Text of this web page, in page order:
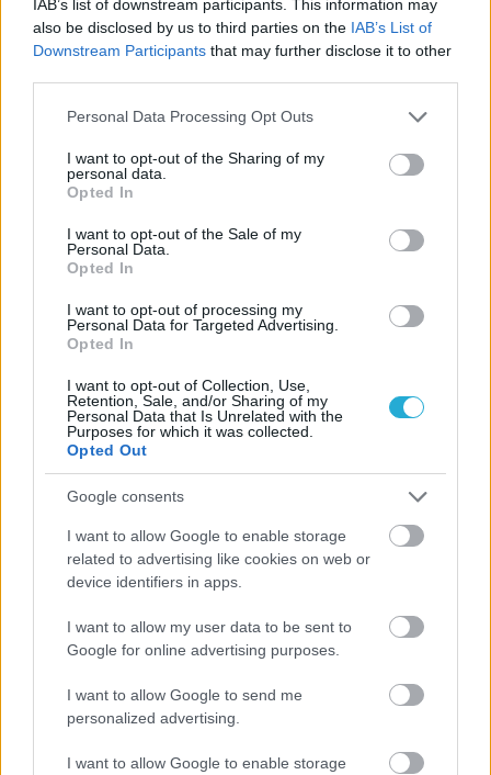
IAB’s list of downstream participants. This information may
also be disclosed by us to third parties on the IAB’s List of
Downstream Participants that may further disclose it to other
Please note that this website/app uses one or more Google
not limited to your visit or usage behaviour. You may click to
grant or deny consent to Google and its third-party tags to
use your data for below specified purposes in below Google
consent section.
Personal Data Processing Opt Outs
I want to opt-out of the Sharing of my
personal data.
Opted In
I want to opt-out of the Sale of my
Personal Data.
Opted In
I want to opt-out of processing my
Personal Data for Targeted Advertising.
Opted In
I want to opt-out of Collection, Use,
Retention, Sale, and/or Sharing of my
Personal Data that Is Unrelated with the
Purposes for which it was collected.
Opted Out
Google consents
I want to allow Google to enable storage
related to advertising like cookies on web or
device identifiers in apps.
I want to allow my user data to be sent to
Google for online advertising purposes.
I want to allow Google to send me
personalized advertising.
I want to allow Google to enable storage
γήπεδο (fot)!
Λίγες ώρες μετά τις δηλώσεις του προέδρου του Αθλητικού
Volleyplanet, μέλη του συλλόγου «έπεσαν με τα μούτρα»
στη δουλειά για να επισκευάσουν το κατεστραμμένο
καταιγίδα «Δαίδαλος».